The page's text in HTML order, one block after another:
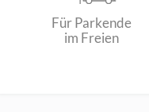
Für Parkende
im Freien